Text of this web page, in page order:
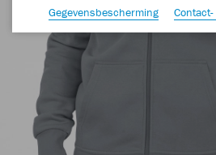
Gegevensbescherming